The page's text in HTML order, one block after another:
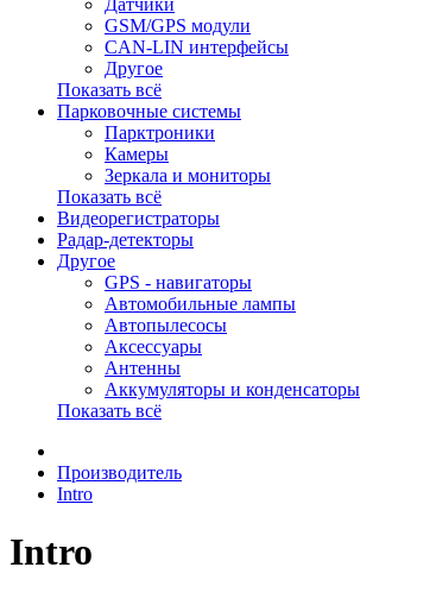
Датчики
GSM/GPS модули
CAN-LIN интерфейсы
Другое
Показать всё
Парковочные системы
Парктроники
Камеры
Зеркала и мониторы
Показать всё
Видеорегистраторы
Радар-детекторы
Другое
GPS - навигаторы
Автомобильные лампы
Автопылесосы
Аксессуары
Антенны
Аккумуляторы и конденсаторы
Показать всё
Производитель
Intro
Intro